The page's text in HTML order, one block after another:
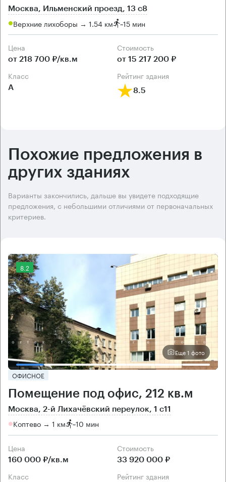
Москва, Ильменский проезд, 13 с8
Верхние лихоборы → 1.54 км ~15 мин
Цена
от 218 700 ₽/кв.м
Cтоимость
от 15 217 200 ₽
класс
А
рейтинг здания
8.5
Похожие предложения в
других зданиях
Варианты закончились, дальше вы увидете подходящие
предложения, с небольшими отличиями от первоначальных
критериев.
8.2
Еще 1 фото
ОФИСНОЕ
Помещение под офис, 212 кв.м
Москва, 2-й Лихачёвский переулок, 1 с11
Коптево → 1 км ~10 мин
Цена
160 000 ₽/кв.м
Cтоимость
33 920 000 ₽
класс рейтинг здания